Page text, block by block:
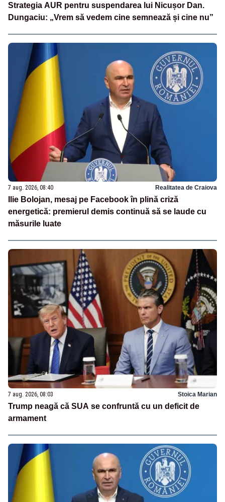
Strategia AUR pentru suspendarea lui Nicușor Dan.
Dungaciu: „Vrem să vedem cine semnează și cine nu”
7 aug. 2026, 08:40 Realitatea de Craiova
Ilie Bolojan, mesaj pe Facebook în plină criză
energetică: premierul demis continuă să se laude cu
măsurile luate
7 aug. 2026, 08:03 Stoica Marian
Trump neagă că SUA se confruntă cu un deficit de
armament